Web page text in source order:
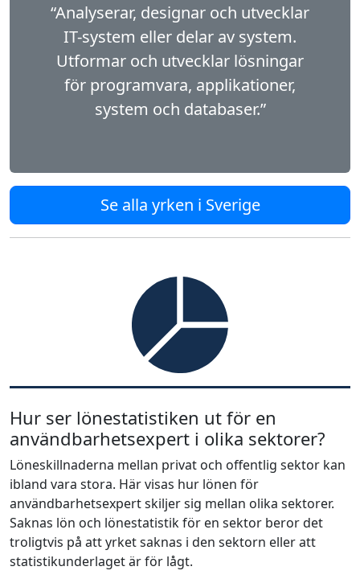
“Analyserar, designar och utvecklar
IT-system eller delar av system.
Utformar och utvecklar lösningar
för programvara, applikationer,
system och databaser.”
Se alla yrken i Sverige
Hur ser lönestatistiken ut för en
användbarhetsexpert i olika sektorer?
Löneskillnaderna mellan privat och offentlig sektor kan
ibland vara stora. Här visas hur lönen för
användbarhetsexpert skiljer sig mellan olika sektorer.
Saknas lön och lönestatistik för en sektor beror det
troligtvis på att yrket saknas i den sektorn eller att
statistikunderlaget är för lågt.